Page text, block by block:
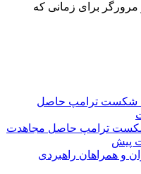
مرورگر برای زمانی که
شکست ترامپ حاصل مجاهدت